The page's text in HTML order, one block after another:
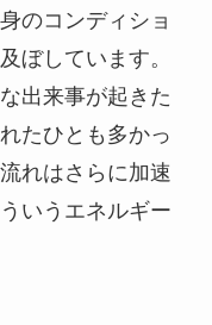
のコンディショ
ぼしています。
出来事が起きた
たひとも多かっ
れはさらに加速
いうエネルギー